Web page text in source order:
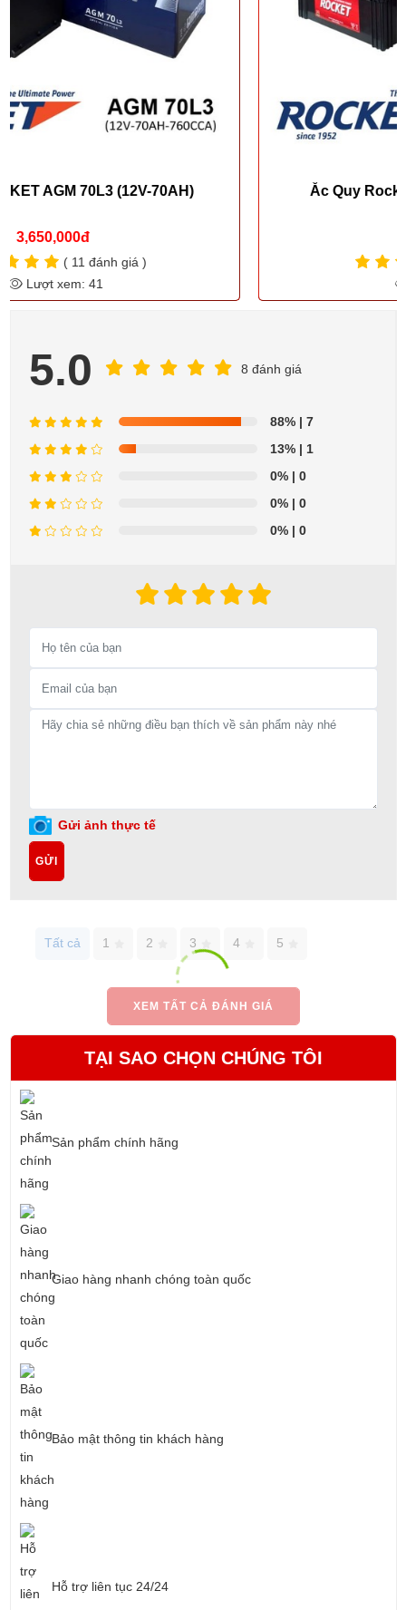
Ắc Quy Rocket SMF N200 (12V-200AH)
5.0 8 đánh giá
88% | 7
13% | 1
0% | 0
0% | 0
0% | 0
Gửi ảnh thực tế
GỬI
Tất cả 1 2 3 4 5
XEM TẤT CẢ ĐÁNH GIÁ
TẠI SAO CHỌN CHÚNG TÔI
Sản phẩm chính hãng
Giao hàng nhanh chóng toàn quốc
Bảo mật thông tin khách hàng
Hỗ trợ liên tục 24/24